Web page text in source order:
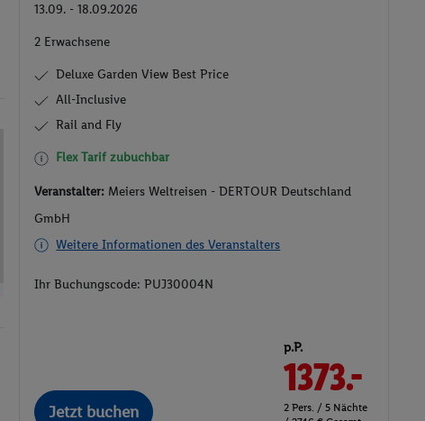
13.09. - 18.09.2026
2 Erwachsene
Deluxe Garden View Best Price
All-Inclusive
Rail and Fly
Flex Tarif zubuchbar
Veranstalter: Meiers Weltreisen - DERTOUR Deutschland
GmbH
Weitere Informationen des Veranstalters
Ihr Buchungscode:PUJ30004N
Jetzt buchen
p.P.
1373.-
2 Pers. / 5 Nächte